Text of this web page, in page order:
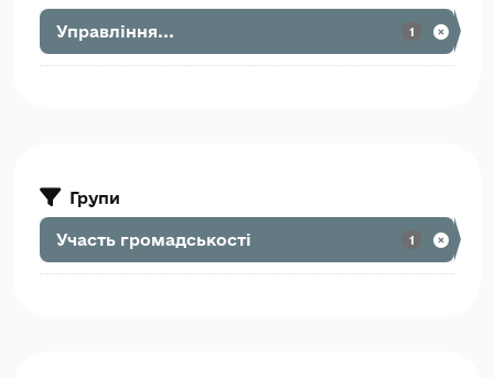
Управління... 1
Групи
Участь громадськості 1